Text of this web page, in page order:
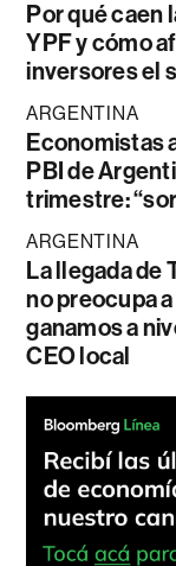
Por qué caen
YPF y cómo
inversores el
ARGENTINA
Economistas
PBI de
trimestre:
ARGENTINA
La llegada de
no preocupa a
ganamos a
CEO local